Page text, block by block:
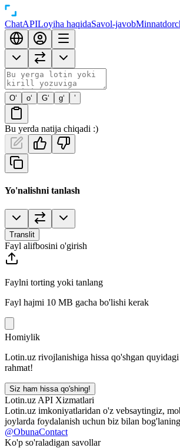
ChatAPILoyiha haqidaSavol-javob
O‘ o‘ G‘ g‘ ’
Bu yerda natija chiqadi :)
Yo'nalishni tanlash
Translit
Fayl alifbosini o'girish
Faylni torting yoki tanlang
Fayl hajmi 10 MB gacha bo'lishi kerak
Homiylik
Lotin.uz rivojlanishiga hissa qo'shgan
rahmat!
Siz ham hissa qo'shing!
Lotin.uz API Xizmatlari
Lotin.uz imkoniyatlaridan o'z vebsaytingiz,
joylarda foydalanish uchun biz bilan
@ObunaContact
Ko'p so'raladigan savollar